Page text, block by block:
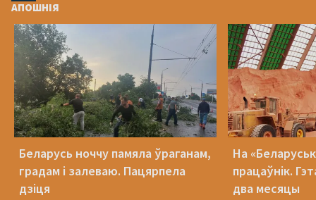
АПОШНІЯ
Беларусь ноччу памяла ўраганам,
градам і залеваю. Пацярпела
дзіця
На
працаўнік.
два месяцы